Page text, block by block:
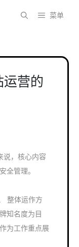
菜单
营的
说，核心内容
全管理。
整体运作方
知名度为目
为工作重点展